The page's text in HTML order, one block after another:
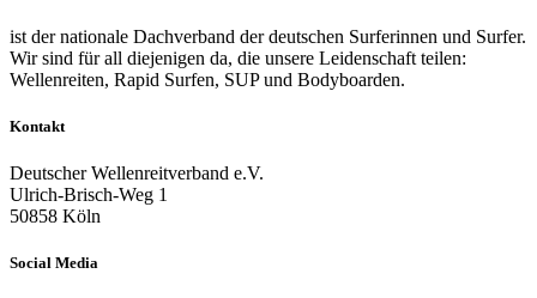
ist der nationale Dachverband der deutschen Surferinnen und Surfer.
Wir sind für all diejenigen da, die unsere Leidenschaft teilen:
Wellenreiten, Rapid Surfen, SUP und Bodyboarden.
Kontakt
Deutscher Wellenreitverband e.V.
Ulrich-Brisch-Weg 1
50858 Köln
Social Media